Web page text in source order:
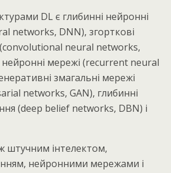
DL є глибинні нейронні
networks, DNN), згорткові
neural networks,
нейронні мережі (recurrent neural
змагальні мережі
networks, GAN), глибинні
(deep belief networks, DBN) і
штучним інтелектом,
нейронними мережами і